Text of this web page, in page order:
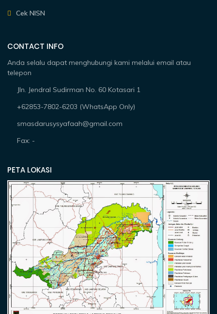
Cek NISN
CONTACT INFO
Anda selalu dapat menghubungi kami melalui email atau
telepon
Jln. Jendral Sudirman No. 60 Kotasari 1
+62853-7802-6203 (WhatsApp Only)
smasdarusysyafaah@gmail.com
Fax: -
PETA LOKASI